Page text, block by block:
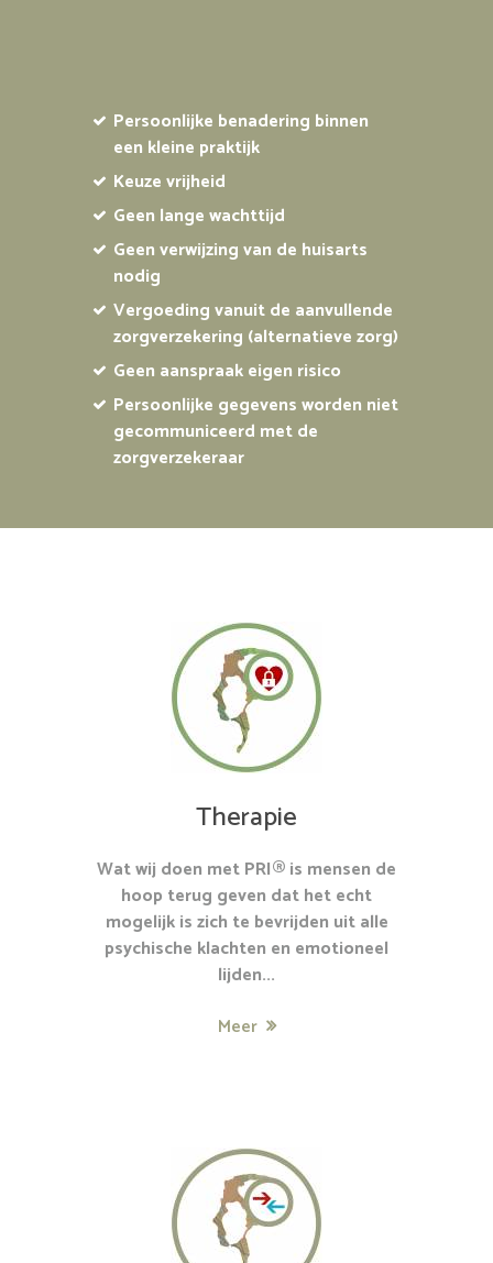
Persoonlijke benadering binnen
een kleine praktijk
Keuze vrijheid
Geen lange wachttijd
Geen verwijzing van de huisarts
nodig
Vergoeding vanuit de aanvullende
zorgverzekering (alternatieve zorg)
Geen aanspraak eigen risico
Persoonlijke gegevens worden niet
gecommuniceerd met de
zorgverzekeraar
Therapie
Wat wij doen met PRI® is mensen de
hoop terug geven dat het echt
mogelijk is zich te bevrijden uit alle
psychische klachten en emotioneel
lijden...
Meer